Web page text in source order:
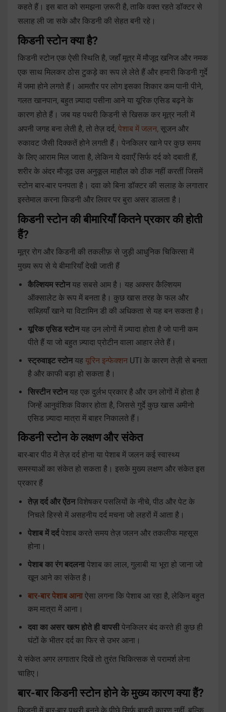
कहते हैं। इस बात को समझना ज़रूरी है, ताकि वक्त रहते डॉक्टर से
सलाह ली जा सके और किडनी की सेहत बनी रहे।
किडनी स्टोन क्या है?
किडनी स्टोन एक ऐसी स्थिति है, जहाँ मूत्र में मौजूद खनिज और नमक
एक साथ मिलकर ठोस टुकड़े का रूप ले लेते हैं और हमारी किडनी गुर्दे
में जमा होने लगते हैं। आमतौर पर लोग इसका शिकार कम पानी पीने,
गलत खानपान, बहुत ज़्यादा पसीना आने या यूरिक एसिड बढ़ने के
कारण होते हैं। जब यह पथरी किडनी से खिसक कर मूत्र नली में
अपनी जगह बना लेती है, तो तेज़ दर्द, पेशाब में जलन, सूजन और
रुकावट जैसी दिक्कतें होने लगती हैं। पेनकिलर खाने पर कुछ समय
के लिए आराम मिल जाता है, लेकिन ये दवाएँ सिर्फ दर्द को दबाती हैं,
शरीर के अंदर मौजूद उस अनुकूल माहौल को ठीक नहीं करतीं जिसमें
स्टोन बार-बार पनपता है। दवा को बिना डॉक्टर की सलाह के लगातार
इस्तेमाल करना किडनी और लिवर पर बुरा असर डालता है।
किडनी स्टोन की बीमारियाँ कितने प्रकार की होती
हैं?
मूत्र रोग और किडनी की तकलीफ़ से जुड़ी आधुनिक चिकित्सा में
मुख्य रूप से ये बीमारियाँ देखी जाती हैं
कैल्शियम स्टोनयह सबसे आम है। यह अक्सर कैल्शियम
ऑक्सालेट के रूप में बनता है। कुछ खास तरह के फल और
सब्ज़ियाँ खाने या विटामिन डी की अधिकता से यह बन सकता है।
यूरिक एसिड स्टोनयह उन लोगों में ज़्यादा होता है जो पानी कम
पीते हैं या जो बहुत ज़्यादा प्रोटीन वाला आहार लेते हैं।
स्ट्रुवाइट स्टोनयह यूरिन इन्फेक्शन UTI के कारण तेज़ी से बनता
है और काफी बड़ा हो सकता है।
सिस्टीन स्टोनयह एक दुर्लभ प्रकार है और उन लोगों में होता है
जिन्हें आनुवंशिक विकार होता है, जिससे गुर्दे कुछ खास अमीनो
एसिड ज़्यादा मात्रा में बाहर निकालते हैं।
किडनी स्टोन के लक्षण और संकेत
बार-बार पीठ में तेज़ दर्द होना या पेशाब में जलन कई स्वास्थ्य
समस्याओं का संकेत हो सकता है। इसके मुख्य लक्षण और संकेत इस
प्रकार हैं
तेज़ दर्द और ऐंठनविशेषकर पसलियों के नीचे, पीठ और पेट के
निचले हिस्से में असहनीय दर्द मचना जो लहरों में आता है।
पेशाब में दर्दपेशाब करते समय तेज़ जलन और तकलीफ महसूस
होना।
पेशाब का रंग बदलनापेशाब का लाल, गुलाबी या भूरा हो जाना जो
खून आने का संकेत है।
बार-बार पेशाब आनाऐसा लगना कि पेशाब आ रहा है, लेकिन बहुत
कम मात्रा में आना।
दवा का असर खत्म होते ही वापसीपेनकिलर बंद करते ही कुछ ही
घंटों के भीतर दर्द का फिर से उभर आना।
ये संकेत अगर लगातार दिखें तो तुरंत चिकित्सक से परामर्श लेना
चाहिए।
बार-बार किडनी स्टोन होने के मुख्य कारण क्या हैं?